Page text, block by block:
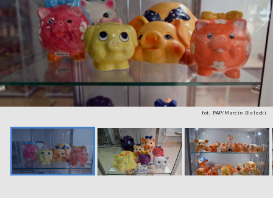
fot. PAP/Marcin Bielecki